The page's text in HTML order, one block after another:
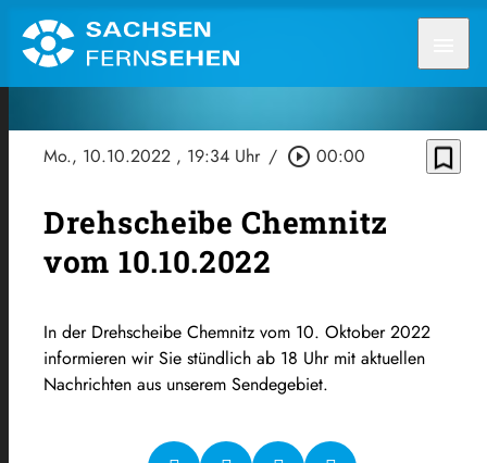
Mo., 10.10.2022 , 19:34 Uhr / play_circle_outline 00:00 bookmark_border
Drehscheibe Chemnitz
vom 10.10.2022
In der Drehscheibe Chemnitz vom 10. Oktober 2022
informieren wir Sie stündlich ab 18 Uhr mit aktuellen
Nachrichten aus unserem Sendegebiet.